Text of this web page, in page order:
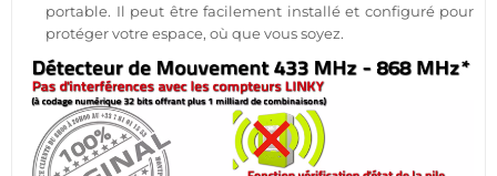
portable. Il peut être facilement installé et configuré pour
protégervotre espace, où que vous soyez.